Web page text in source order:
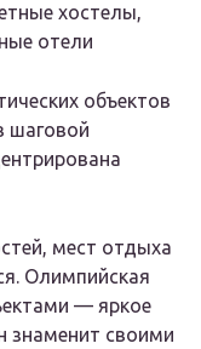
хостелы,
отели
объектов
шаговой
мест отдыха
Олимпийская
— яркое
знаменит своими